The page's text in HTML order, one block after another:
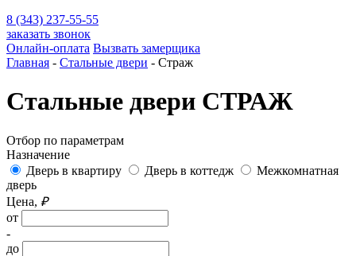
8 (343) 237-55-55
заказать звонок
Онлайн-оплата Вызвать замерщика
Главная - Стальные двери - Страж
Стальные двери СТРАЖ
Отбор по параметрам
Назначение
Дверь в квартиру
Дверь в коттедж
Межкомнатная
дверь
Цена, ₽
от
-
до